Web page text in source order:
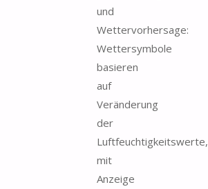
und
Wettervorhersage:
Wettersymbole
basieren
auf
Veränderung
der
Luftfeuchtigkeitswerte,
mit
Anzeige